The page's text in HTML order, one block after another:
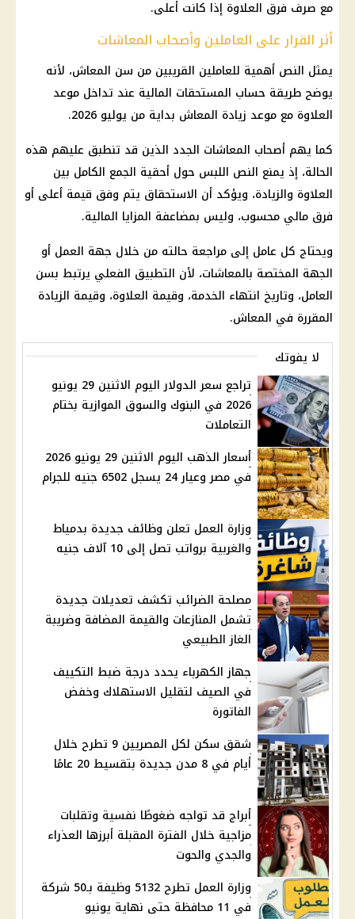
مع صرف فرق العلاوة إذا كانت أعلى.
أثر القرار على العاملين وأصحاب المعاشات
يمثل النص أهمية للعاملين القريبين من سن المعاش، لأنه
يوضح طريقة حساب المستحقات المالية عند تداخل موعد
العلاوة مع موعد زيادة المعاش بداية من يوليو 2026.
كما يهم أصحاب المعاشات الجدد الذين قد تنطبق عليهم هذه
الحالة، إذ يمنع النص اللبس حول أحقية الجمع الكامل بين
العلاوة والزيادة، ويؤكد أن الاستحقاق يتم وفق قيمة أعلى أو
فرق مالي محسوب، وليس بمضاعفة المزايا المالية.
ويحتاج كل عامل إلى مراجعة حالته من خلال جهة العمل أو
الجهة المختصة بالمعاشات، لأن التطبيق الفعلي يرتبط بسن
العامل، وتاريخ انتهاء الخدمة، وقيمة العلاوة، وقيمة الزيادة
المقررة في المعاش.
لا يفوتك
تراجع سعر الدولار اليوم الاثنين 29 يونيو
2026 في البنوك والسوق الموازية بختام
التعاملات
أسعار الذهب اليوم الاثنين 29 يونيو 2026
في مصر وعيار 24 يسجل 6502 جنيه للجرام
وزارة العمل تعلن وظائف جديدة بدمياط
والغربية برواتب تصل إلى 10 آلاف جنيه
مصلحة الضرائب تكشف تعديلات جديدة
تشمل المنازعات والقيمة المضافة وضريبة
الغاز الطبيعي
جهاز الكهرباء يحدد درجة ضبط التكييف
في الصيف لتقليل الاستهلاك وخفض
الفاتورة
شقق سكن لكل المصريين 9 تطرح خلال
أيام في 8 مدن جديدة بتقسيط 20 عامًا
أبراج قد تواجه ضغوطًا نفسية وتقلبات
مزاجية خلال الفترة المقبلة أبرزها العذراء
والجدي والحوت
وزارة العمل تطرح 5132 وظيفة بـ50 شركة
في 11 محافظة حتى نهاية يونيو